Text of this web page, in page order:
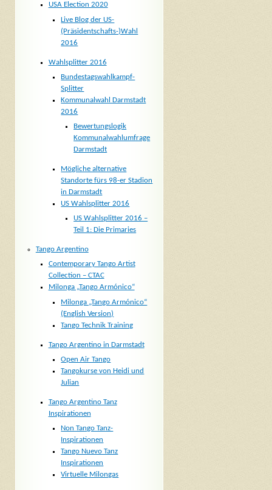
USA Election 2020
Live Blog der US-
(Präsidentschafts-)Wahl
2016
Wahlsplitter 2016
Bundestagswahlkampf-
Splitter
Kommunalwahl Darmstadt
2016
Bewertungslogik
Kommunalwahlumfrage
Darmstadt
Mögliche alternative
Standorte fürs 98-er Stadion
in Darmstadt
US Wahlsplitter 2016
US Wahlsplitter 2016 –
Teil 1: Die Primaries
Tango Argentino
Contemporary Tango Artist
Collection – CTAC
Milonga „Tango Armónico“
Milonga „Tango Armónico“
(English Version)
Tango Technik Training
Tango Argentino in Darmstadt
Open Air Tango
Tangokurse von Heidi und
Julian
Tango Argentino Tanz
Inspirationen
Non Tango Tanz-
Inspirationen
Tango Nuevo Tanz
Inspirationen
Virtuelle Milongas